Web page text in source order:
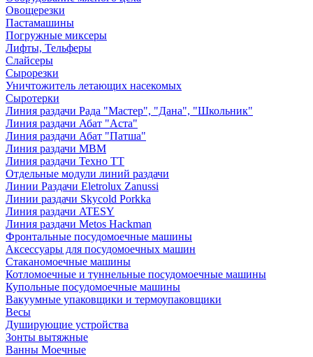
Овощерезки
Пастамашины
Погружные миксеры
Лифты, Тельферы
Слайсеры
Сырорезки
Уничтожитель летающих насекомых
Сыротерки
Линия раздачи Рада "Мастер", "Дана", "Школьник"
Линия раздачи Абат "Аста"
Линия раздачи Абат "Патша"
Линия раздачи МВМ
Линия раздачи Техно ТТ
Отдельные модули линий раздачи
Линии Раздачи Eletrolux Zanussi
Линии раздачи Skycold Porkka
Линия раздачи ATESY
Линия раздачи Metos Hackman
Фронтальные посудомоечные машины
Аксессуары для посудомоечных машин
Стаканомоечные машины
Котломоечные и туннельные посудомоечные машины
Купольные посудомоечные машины
Вакуумные упаковщики и термоупаковщики
Весы
Душирующие устройства
Зонты вытяжные
Ванны Моечные